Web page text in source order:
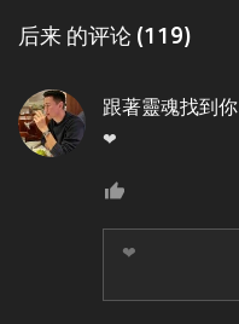
后来 的评论 (119)
跟著靈魂找到你
❤
❤